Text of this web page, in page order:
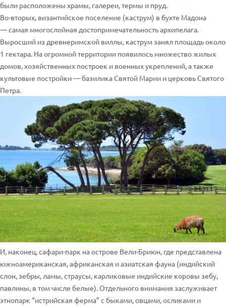
были расположены храмы, галереи, термы и пруд.
Во-вторых, византийское поселение (каструм) в бухте Мадона
— самая многослойная достопримечательность архипелага.
Выросший из древнеримской виллы, каструм занял площадь около
1 гектара. На огромной территории появилось множество жилых
домов, хозяйственных построек и военных укреплений, а также
культовые постройки — базилика Святой Марии и церковь Святого
Петра.
И, наконец, сафари-парк на острове Вели-Бриюн, где представлена
южноамериканская, африканская и азиатская фауна (индийский
слон, зебры, ламы, страусы, карликовые индийские коровы зебу,
павлины, в том числе белые). Отдельного внимания заслуживает
этнопарк “истрийская ферма” с быками, овцами, осликами и